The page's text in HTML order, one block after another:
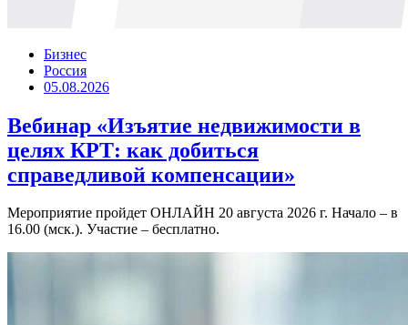
Бизнес
Россия
05.08.2026
Вебинар «Изъятие недвижимости в
целях КРТ: как добиться
справедливой компенсации»
Мероприятие пройдет ОНЛАЙН 20 августа 2026 г. Начало – в
16.00 (мск.). Участие – бесплатно.